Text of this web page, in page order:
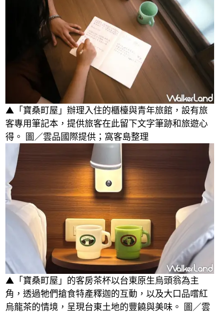
▲「寶桑町屋」辦理入住的櫃檯與青年旅館，設有旅
客專用筆記本，提供旅客在此留下文字筆跡和旅遊心
得。 圖／雲品國際提供；窩客島整理
▲「寶桑町屋」的客房茶杯以台東原生烏頭翁為主
角，透過牠們搶食特產釋迦的互動，以及大口品嚐紅
烏龍茶的情境，呈現台東土地的豐饒與美味。 圖／雲